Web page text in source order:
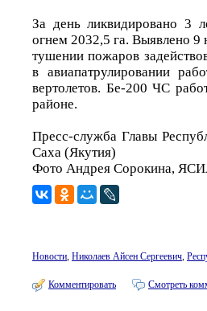
За день ликвидировано 3
огнем 2032,5 га. Выявлено
тушении пожаров
в авиапатрулировании
вертолетов. Бе-200 ЧС
районе.
Пресс-служба Главы
Саха (Якутия)
Фото Андрея Сорокина,
Новости, Николаев Айсен Сергеевич,
Комментировать Смотреть